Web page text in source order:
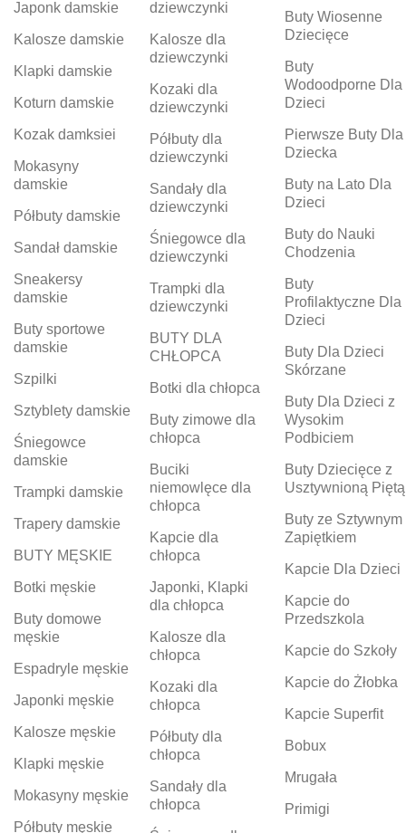
Japonk damskie
Kalosze damskie
Klapki damskie
Koturn damskie
Kozak damksiei
Mokasyny
damskie
Półbuty damskie
Sandał damskie
Sneakersy
damskie
Buty sportowe
damskie
Szpilki
Sztyblety damskie
Śniegowce
damskie
Trampki damskie
Trapery damskie
BUTY MĘSKIE
Botki męskie
Buty domowe
męskie
Espadryle męskie
Japonki męskie
Kalosze męskie
Klapki męskie
Mokasyny męskie
Półbuty męskie
dziewczynki
Kalosze dla
dziewczynki
Kozaki dla
dziewczynki
Półbuty dla
dziewczynki
Sandały dla
dziewczynki
Śniegowce dla
dziewczynki
Trampki dla
dziewczynki
BUTY DLA
CHŁOPCA
Botki dla chłopca
Buty zimowe dla
chłopca
Buciki
niemowlęce dla
chłopca
Kapcie dla
chłopca
Japonki, Klapki
dla chłopca
Kalosze dla
chłopca
Kozaki dla
chłopca
Półbuty dla
chłopca
Sandały dla
chłopca
Buty Wiosenne
Dziecięce
Buty
Wodoodporne Dla
Dzieci
Pierwsze Buty Dla
Dziecka
Buty na Lato Dla
Dzieci
Buty do Nauki
Chodzenia
Buty
Profilaktyczne Dla
Dzieci
Buty Dla Dzieci
Skórzane
Buty Dla Dzieci z
Wysokim
Podbiciem
Buty Dziecięce z
Usztywnioną Piętą
Buty ze Sztywnym
Zapiętkiem
Kapcie Dla Dzieci
Kapcie do
Przedszkola
Kapcie do Szkoły
Kapcie do Żłobka
Kapcie Superfit
Bobux
Mrugała
Primigi